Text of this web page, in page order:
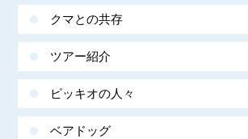
クマとの共存
ツアー紹介
ピッキオの人々
ベアドッグ